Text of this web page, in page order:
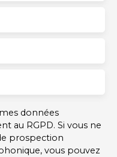
données
au RGPD. Si vous ne
prospection
vous pouvez